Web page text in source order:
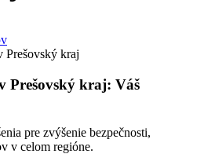
Prešovský kraj
Prešovský kraj: Váš
pre zvýšenie bezpečnosti,
v celom regióne.